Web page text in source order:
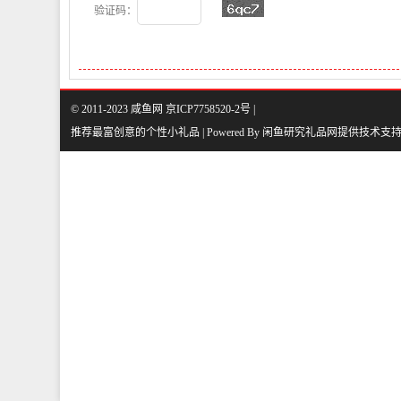
验证码：
© 2011-2023 咸鱼网 京ICP7758520-2号 |
推荐最富创意的个性小礼品 | Powered By 闲鱼研究礼品网提供技术支持